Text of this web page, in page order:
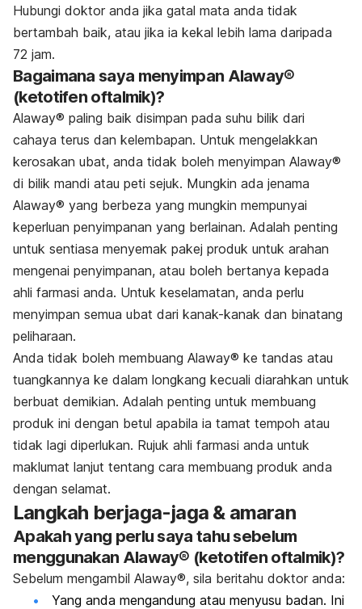
Hubungi doktor anda jika gatal mata anda tidak
bertambah baik, atau jika ia kekal lebih lama daripada
72 jam.
Bagaimana saya menyimpan Alaway®
(ketotifen oftalmik)?
Alaway® paling baik disimpan pada suhu bilik dari
cahaya terus dan kelembapan. Untuk mengelakkan
kerosakan ubat, anda tidak boleh menyimpan Alaway®
di bilik mandi atau peti sejuk. Mungkin ada jenama
Alaway® yang berbeza yang mungkin mempunyai
keperluan penyimpanan yang berlainan. Adalah penting
untuk sentiasa menyemak pakej produk untuk arahan
mengenai penyimpanan, atau boleh bertanya kepada
ahli farmasi anda. Untuk keselamatan, anda perlu
menyimpan semua ubat dari kanak-kanak dan binatang
peliharaan.
Anda tidak boleh membuang Alaway® ke tandas atau
tuangkannya ke dalam longkang kecuali diarahkan untuk
berbuat demikian. Adalah penting untuk membuang
produk ini dengan betul apabila ia tamat tempoh atau
tidak lagi diperlukan. Rujuk ahli farmasi anda untuk
maklumat lanjut tentang cara membuang produk anda
dengan selamat.
Langkah berjaga-jaga & amaran
Apakah yang perlu saya tahu sebelum
menggunakan Alaway® (ketotifen oftalmik)?
Sebelum mengambil Alaway®, sila beritahu doktor anda:
Yang anda mengandung atau menyusu badan. Ini